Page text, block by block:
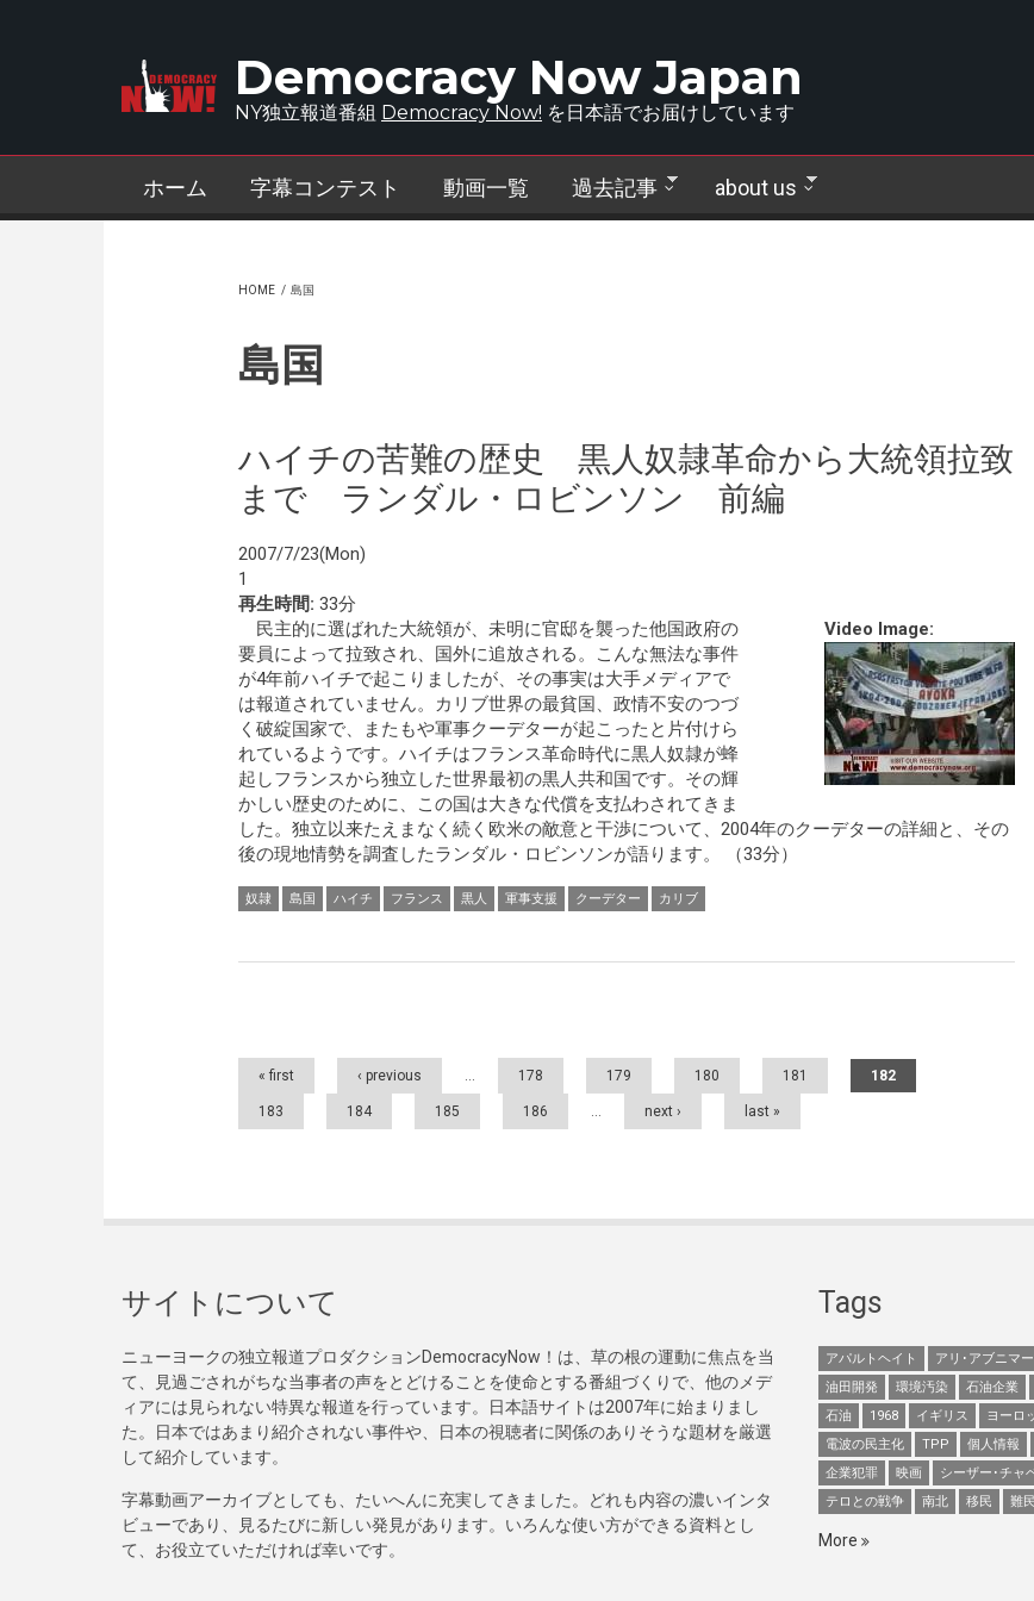
Democracy Now Japan
NY独立報道番組 Democracy Now! を日本語でお届けしています
ホーム 字幕コンテスト 動画一覧 過去記事 about us
HOME / 島国
島国
ハイチの苦難の歴史 黒人奴隷革命から大統領拉致
まで ランダル・ロビンソン 前編
2007/7/23(Mon)
1
再生時間: 33分
Video Image:
民主的に選ばれた大統領が、未明に官邸を襲った他国政府の
要員によって拉致され、国外に追放される。こんな無法な事件
が4年前ハイチで起こりましたが、その事実は大手メディアで
は報道されていません。カリブ世界の最貧国、政情不安のつづ
く破綻国家で、またもや軍事クーデターが起こったと片付けら
れているようです。ハイチはフランス革命時代に黒人奴隷が蜂
起しフランスから独立した世界最初の黒人共和国です。その輝
かしい歴史のために、この国は大きな代償を支払わされてきま
した。独立以来たえまなく続く欧米の敵意と干渉について、2004年のクーデターの詳細と、その
後の現地情勢を調査したランダル・ロビンソンが語ります。 （33分）
奴隷 島国 ハイチ フランス 黒人 軍事支援 クーデター カリブ
Pages
« first ‹ previous … 178 179 180 181 182
183 184 185 186 … next › last »
サイトについて
ニューヨークの独立報道プロダクションDemocracyNow！は、草の根の運動に焦点を当
て、見過ごされがちな当事者の声をとどけることを使命とする番組づくりで、他のメデ
ィアには見られない特異な報道を行っています。日本語サイトは2007年に始まりまし
た。日本ではあまり紹介されない事件や、日本の視聴者に関係のありそうな題材を厳選
して紹介しています。
字幕動画アーカイブとしても、たいへんに充実してきました。どれも内容の濃いインタ
ビューであり、見るたびに新しい発見があります。いろんな使い方ができる資料とし
て、お役立ていただければ幸いです。
Tags
アパルトヘイト アリ･アブニマー
油田開発
環境汚染 石油企業
石油
1968 イギリス ヨーロ
電波の民主化
TPP 個人情報
企業犯罪
映画 シーザー･チャ
テロとの戦争
南北 移民 難民
More